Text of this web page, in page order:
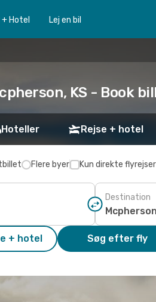
+ Hotel Lej en bil
KS - Book
Hoteller Rejse + hotel
Flere byer Kun direkte flyrejser
Destination
+ hotel Søg efter fly